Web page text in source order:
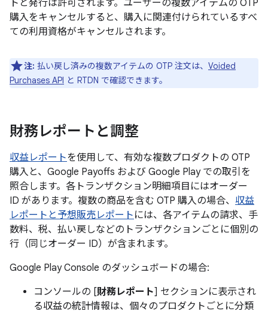
トと発行は許可されます。ユーザーの複数アイテムの OTP
購入をキャンセルすると、購入に関連付けられているすべ
ての利用資格がキャンセルされます。
注: 払い戻し済みの複数アイテムの OTP 注文は、 Voided
Purchases API と RTDN で確認できます。
財務レポートと調整
収益レポートを使用して、有効な複数プロダクトの OTP
購入と、Google Payoffs および Google Play での取引を
照合します。各トランザクション明細項目にはオーダー
ID があります。複数の商品を含む OTP 購入の場合、 収益
レポートと予想販売レポート には、各アイテムの請求、手
数料、税、払い戻しなどのトランザクションごとに個別の
行（同じオーダー ID）が含まれます。
Google Play Console のダッシュボードの場合:
コンソールの [財務レポート] セクションに表示され
る収益の統計情報は、個々のプロダクトごとに分類